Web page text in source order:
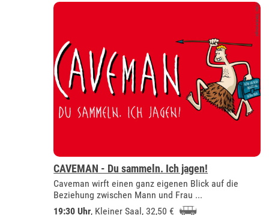
CAVEMAN - Du sammeln. Ich jagen!
Caveman wirft einen ganz eigenen Blick auf die
Beziehung zwischen Mann und Frau ...
19:30 Uhr, Kleiner Saal , 32,50 €